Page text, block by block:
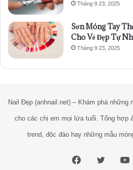
Tháng 9 23, 2025
Sơn Móng Tay
Cho Vẻ Đẹp Tự
Tháng 9 23, 2025
Nail Đẹp (anhnail.net) – Khám phá những
cho các chị em mọi lứa tuổi. Tổng hợp
trend, độc đáo hay những mẫu
FacebookTwitter